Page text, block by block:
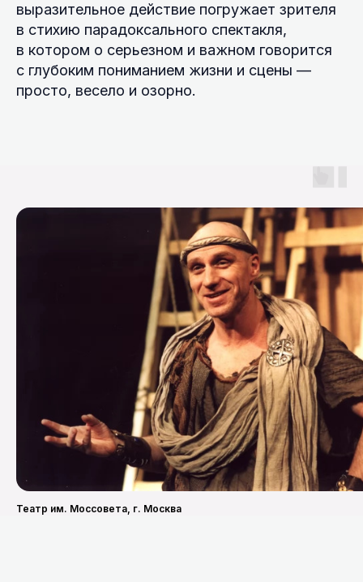
выразительное действие погружает зрителя
в стихию парадоксального спектакля,
в котором о серьезном и важном говорится
с глубоким пониманием жизни и сцены —
просто, весело и озорно.
Театр им. Моссовета, г. Москва